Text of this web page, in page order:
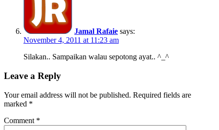
Jamal Rafaie says:
November 4, 2011 at 11:23 am
Silakan.. Sampaikan walau sepotong ayat.. ^_^
Leave a Reply
Your email address will not be published. Required fields are
marked *
Comment *